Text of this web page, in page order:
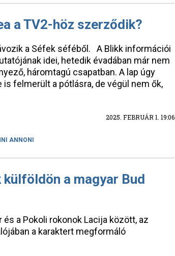
a TV2-höz szerződik?
a Séfek séféből. A Blikk információi
idei, hetedik évadában már nem
háromtagú csapatban. A lap úgy
is felmerült a pótlásra, de végül nem ők,
2025. FEBRUÁR 1. 19:06
ANNONI
a magyar Bud
a Pokoli rokonok Lacija között, az
a karaktert megformáló